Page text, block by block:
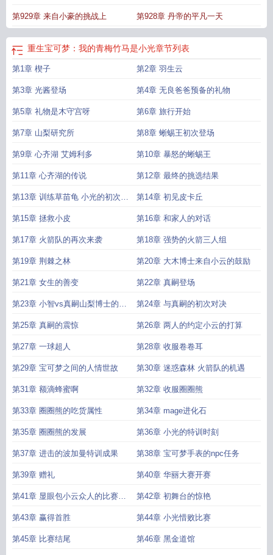
第929章 来自小豪的挑战上 第928章 丹帝的平凡一天
重生宝可梦：我的青梅竹马是小光章节列表
第1章 楔子 第2章 羽生云
第3章 光酱登场 第4章 无良爸爸预备的礼物
第5章 礼物是木守宫呀 第6章 旅行开始
第7章 山梨研究所 第8章 蜥蜴王初次登场
第9章 心齐湖 艾姆利多 第10章 暴怒的蜥蜴王
第11章 心齐湖的传说 第12章 最终的挑选结果
第13章 训练草苗龟 小光的初次对
战
第14章 初见皮卡丘
第15章 拯救小皮 第16章 和家人的对话
第17章 火箭队的再次来袭 第18章 强势的火箭三人组
第19章 荆棘之林 第20章 大木博士来自小云的鼓励
第21章 女生的善变 第22章 真嗣登场
第23章 小智vs真嗣山梨博士的提
议
第24章 与真嗣的初次对决
第25章 真嗣的震惊 第26章 两人的约定小云的打算
第27章 一球超人 第28章 收服卷卷耳
第29章 宝可梦之间的人情世故 第30章 迷惑森林 火箭队的机遇
第31章 额滴蜂蜜啊 第32章 收服圈圈熊
第33章 圈圈熊的吃货属性 第34章 mage进化石
第35章 圈圈熊的发展 第36章 小光的特训时刻
第37章 进击的波加曼特训成果 第38章 宝可梦手表的npc任务
第39章 赠礼 第40章 华丽大赛开赛
第41章 显眼包小云众人的比赛表
演
第42章 初舞台的惊艳
第43章 赢得首胜 第44章 小光惜败比赛
第45章 比赛结尾 第46章 黑金道馆